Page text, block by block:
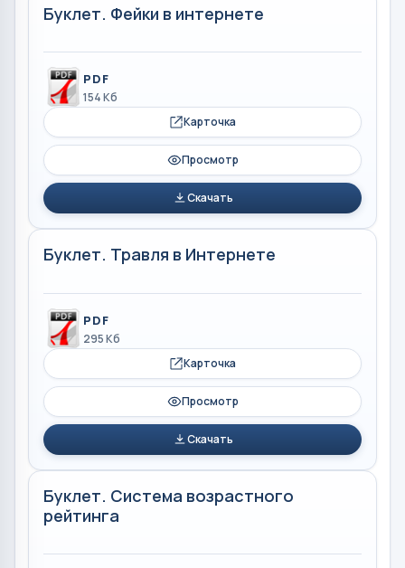
Буклет. Фейки в интернете
PDF
154 Кб
Карточка
Просмотр
Скачать
Буклет. Травля в Интернете
PDF
295 Кб
Карточка
Просмотр
Скачать
Буклет. Система возрастного
рейтинга